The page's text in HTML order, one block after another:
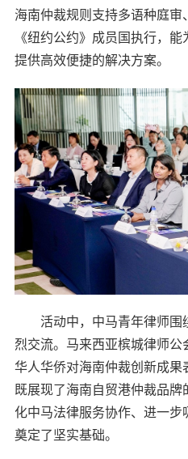
海南仲裁规则支持多语种庭
《纽约公约》成员国执行，
提供高效便捷的解决方案。
活动中，中马青年律师围
烈交流。马来西亚槟城律师公
华人华侨对海南仲裁创新成
既展现了海南自贸港仲裁品
化中马法律服务协作、进一
奠定了坚实基础。